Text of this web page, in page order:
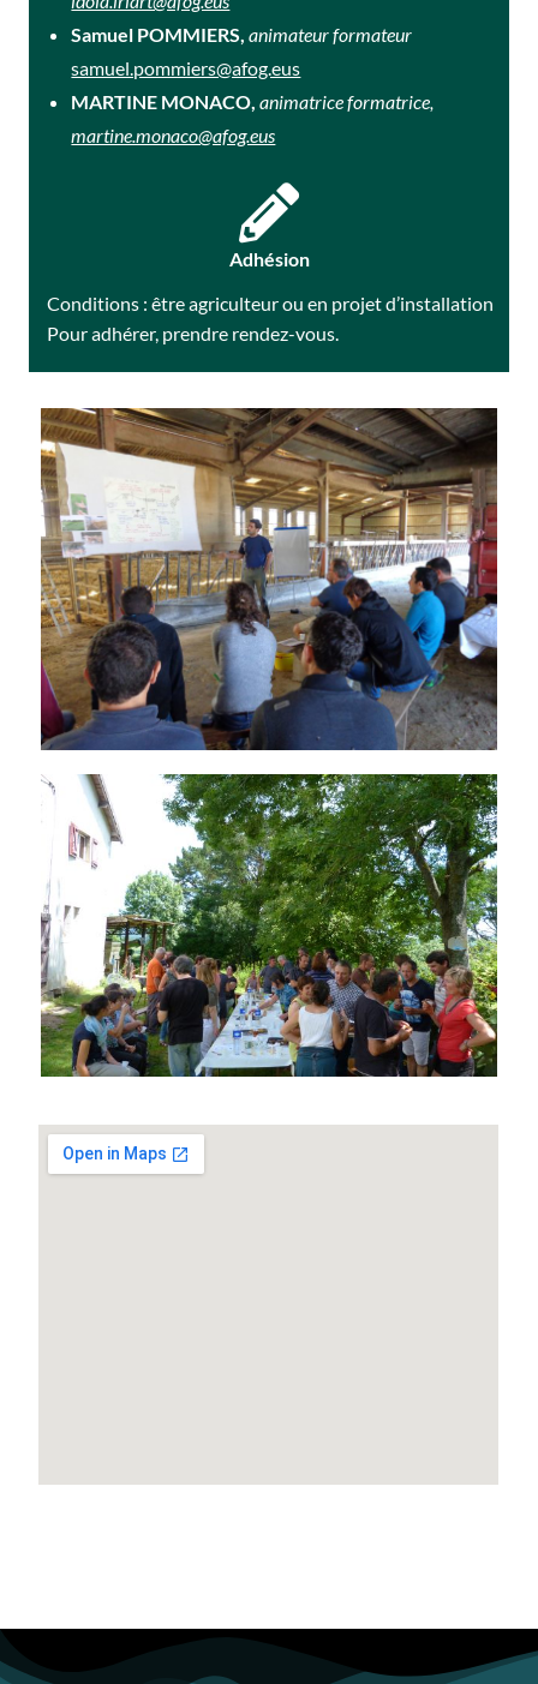
Samuel POMMIERS,animateur formateur
samuel.pommiers@afog.eus
MARTINE MONACO, animatrice formatrice,
martine.monaco@afog.eus
Adhésion
Conditions : être agriculteur ou en projet d’installation
Pour adhérer, prendre rendez-vous.